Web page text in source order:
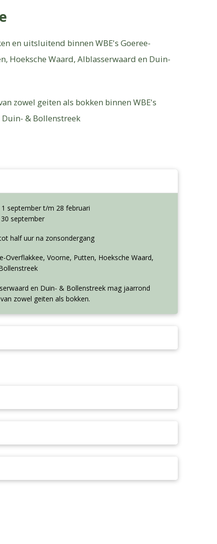
en uitsluitend binnen WBE's Goeree-
Hoeksche Waard, Alblasserwaard en Duin-
zowel geiten als bokken binnen WBE's
& Bollenstreek
september t/m 28 februari
september
half uur na zonsondergang
Overflakkee, Voorne, Putten, Hoeksche Waard,
en Duin- & Bollenstreek mag jaarrond
zowel geiten als bokken.